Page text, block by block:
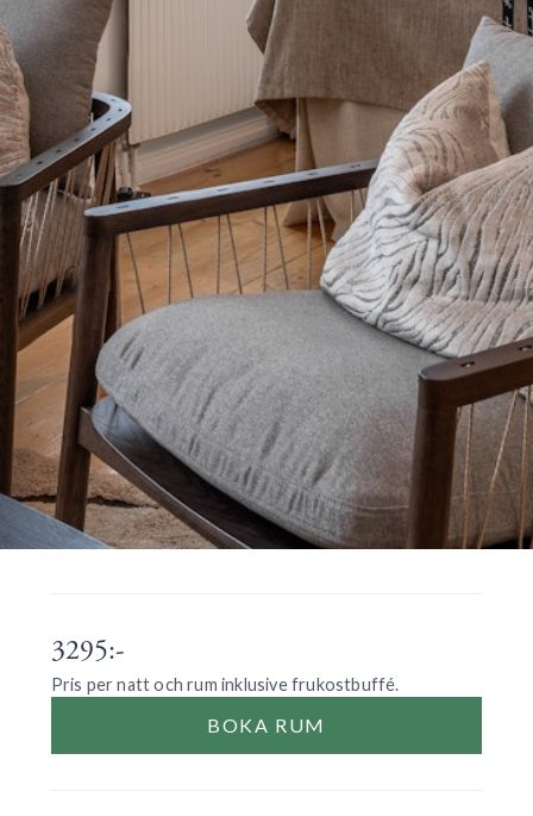
3295:-
Pris per natt och rum inklusive frukostbuffé.
BOKA RUM